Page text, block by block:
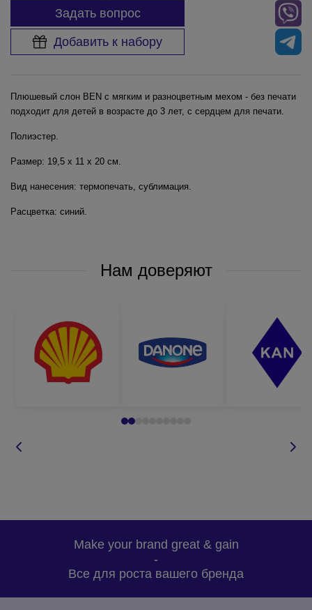
Задать вопрос
Добавить к набору
Плюшевый слон BEN с мягким и разноцветным мехом - без печати
подходит для детей в возрасте до 3 лет, с сердцем для печати.
Полиэстер.
Размер: 19,5 x 11 x 20 cм.
Вид нанесения: термопечать, сублимация.
Расцветка: синий.
Нам доверяют
Make your brand great & gain
-
Все для роста вашего бренда